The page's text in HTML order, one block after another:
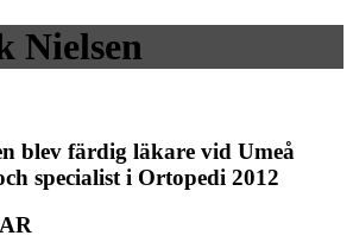
Nielsen
blev färdig läkare vid Umeå
specialist i Ortopedi 2012